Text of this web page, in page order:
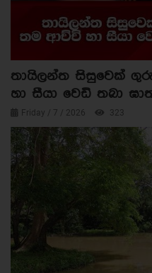
තායිලන්ත සිසුවෙක්
හා සීයා වෙඩි තබා
Friday / 7 / 2026 323